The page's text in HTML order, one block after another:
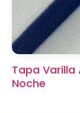
Tapa Varilla
Noche